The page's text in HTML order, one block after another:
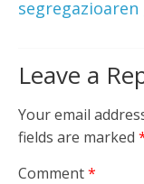
Leave a
Your email
fields are marked
Comment*